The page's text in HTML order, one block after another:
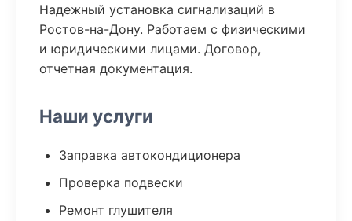
Надежный установка сигнализаций в
Ростов-на-Дону. Работаем с физическими
и юридическими лицами. Договор,
отчетная документация.
Наши услуги
Заправка автокондиционера
Проверка подвески
Ремонт глушителя